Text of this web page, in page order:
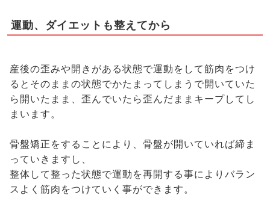
運動、ダイエットも整えてから
産後の歪みや開きがある状態で運動をして筋肉をつけ
るとそのままの状態でかたまってしまうで開いていた
ら開いたまま、歪んでいたら歪んだままキープしてし
まいます。
骨盤矯正をすることにより、骨盤が開いていれば締ま
っていきますし、
整体して整った状態で運動を再開する事によりバラン
スよく筋肉をつけていく事ができます。